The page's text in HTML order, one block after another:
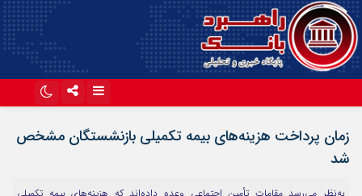
زمان پرداخت هزینه‌های بیمه تکمیلی بازنشستگان مشخص
شد